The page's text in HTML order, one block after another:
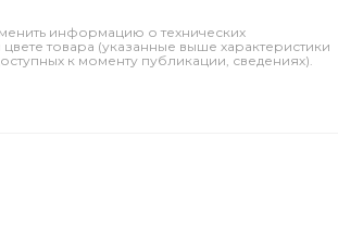
информацию о технических
товара (указанные выше характеристики
к моменту публикации, сведениях).